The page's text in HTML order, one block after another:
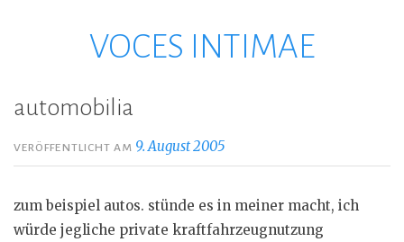
VOCES INTIMAE
automobilia
VERÖFFENTLICHT AM 9. August 2005
zum beispiel autos. stünde es in meiner macht, ich
würde jegliche private kraftfahrzeugnutzung